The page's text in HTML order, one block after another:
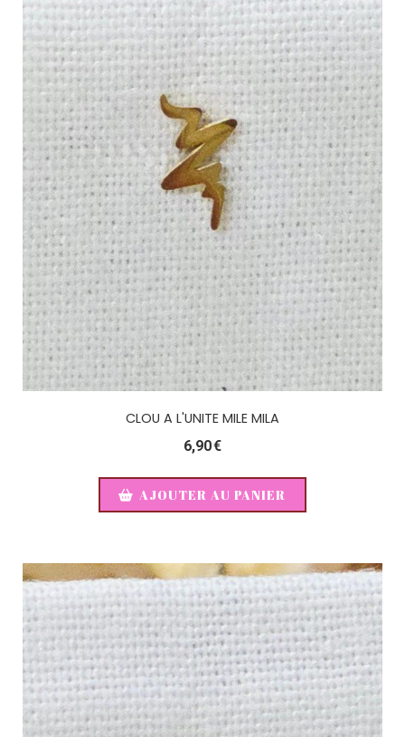
CLOU A L'UNITE MILE MILA
6,90€
AJOUTER AU PANIER